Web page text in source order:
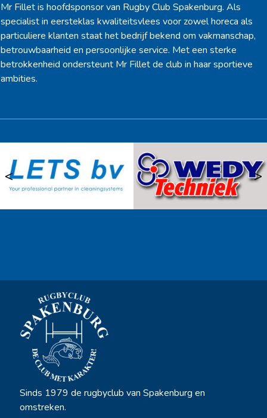
Mr Fillet is hoofdsponsor van Rugby Club Spakenburg. Als
specialist in eersteklas kwaliteitsvlees voor zowel horeca als
particuliere klanten staat het bedrijf bekend om vakmanschap,
betrouwbaarheid en persoonlijke service. Met een sterke
betrokkenheid ondersteunt Mr Fillet de club in haar sportieve
ambities.
< >
Sinds 1979 de rugbyclub van Spakenburg en
omstreken.